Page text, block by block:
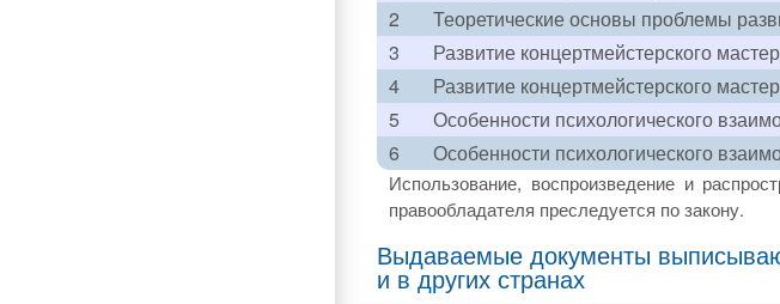
2
Теоретические основы проблемы
3
Развитие концертмейстерского
4
Развитие концертмейстерского
5
Особенности психологического
6
Особенности психологического
Использование, воспроизведение и
правообладателя преследуется по закону.
Выдаваемые документы
и в других странах